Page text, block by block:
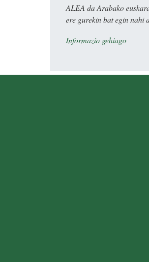
ALEA da Arabako
ere gurekin bat egin nahi
Informazio gehiago